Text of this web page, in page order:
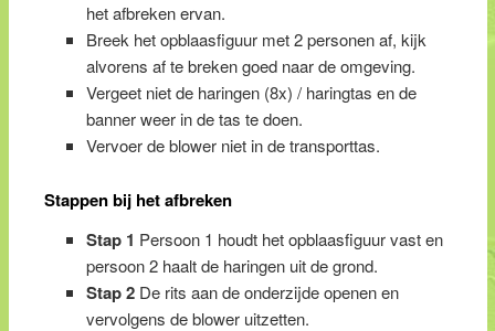
het afbreken ervan.
Breek het opblaasfiguur met 2 personen af, kijk
alvorens af te breken goed naar de omgeving.
Vergeet niet de haringen (8x) / haringtas en de
banner weer in de tas te doen.
Vervoer de blower niet in de transporttas.
Stappen bij het afbreken
Stap 1 Persoon 1 houdt het opblaasfiguur vast en
persoon 2 haalt de haringen uit de grond.
Stap 2De rits aan de onderzijde openen en
vervolgens de blower uitzetten.